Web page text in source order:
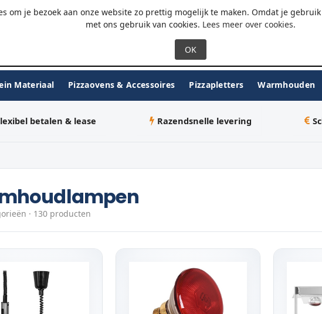
om je bezoek aan onze website zo prettig mogelijk te maken. Omdat je
met ons gebruik van cookies. Lees meer over cookies.
Ma-Vr 09:00 - 18:00 WhatsApp
Materiaal Pizzaovens & Accessoires Pizzapletters Warmhouden
betalen & lease Razendsnelle levering
· 130 producten